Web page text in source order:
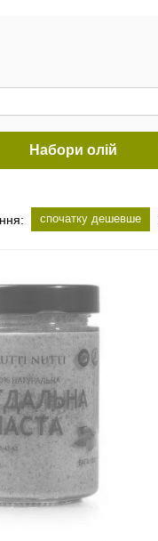
Набори олій
спочатку дешевше